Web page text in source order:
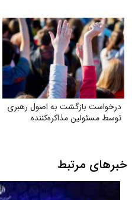
درخواست بازگشت به اصول رهبری
توسط مسئولین مذاکره‌کننده
خبرهای مرتبط